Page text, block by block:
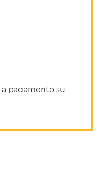
a pagamento su